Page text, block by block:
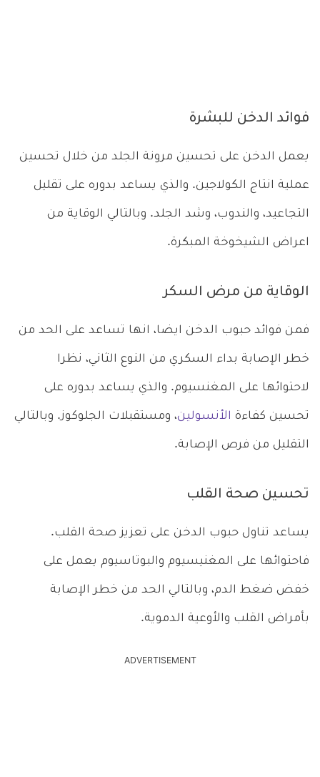
فوائد الدخن للبشرة
يعمل الدخن على تحسين مرونة الجلد من خلال تحسين
عملية انتاج الكولاجين. والذي يساعد بدوره على تقليل
التجاعيد، والندوب، وشد الجلد. وبالتالي الوقاية من
اعراض الشيخوخة المبكرة.
الوقاية من مرض السكر
فمن فوائد حبوب الدخن ايضا، انها تساعد على الحد من
خطر الإصابة بداء السكري من النوع الثاني، نظرا
لاحتوائها على المغنسيوم. والذي يساعد بدوره على
تحسين كفاءة الأنسولين، ومستقبلات الجلوكوز. وبالتالي
التقليل من فرص الإصابة.
تحسين صحة القلب
يساعد تناول حبوب الدخن على تعزيز صحة القلب.
فاحتوائها على المغنيسيوم والبوتاسيوم يعمل على
خفض ضغط الدم، وبالتالي الحد من خطر الإصابة
بأمراض القلب والأوعية الدموية.
ADVERTISEMENT